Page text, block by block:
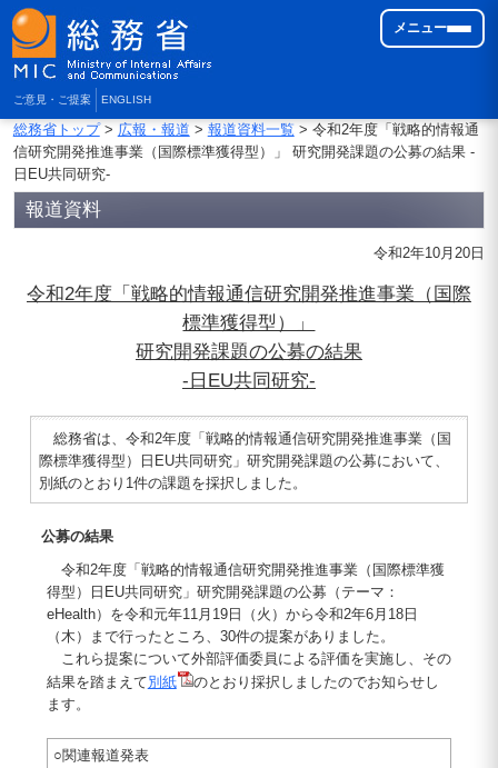
ご意見・ご提案 ENGLISH
メニュー
総務省トップ> 広報・報道 > 報道資料一覧> 令和2年度「戦略的情報通
信研究開発推進事業（国際標準獲得型）」 研究開発課題の公募の結果 -
日EU共同研究-
報道資料
令和2年10月20日
令和2年度「戦略的情報通信研究開発推進事業（国際
標準獲得型）」
研究開発課題の公募の結果
-日EU共同研究-
総務省は、令和2年度「戦略的情報通信研究開発推進事業（国
際標準獲得型）日EU共同研究」研究開発課題の公募において、
別紙のとおり1件の課題を採択しました。
公募の結果
令和2年度「戦略的情報通信研究開発推進事業（国際標準獲
得型）日EU共同研究」研究開発課題の公募（テーマ：
eHealth）を令和元年11月19日（火）から令和2年6月18日
（木）まで行ったところ、30件の提案がありました。
これら提案について外部評価委員による評価を実施し、その
結果を踏まえて別紙
のとおり採択しましたのでお知らせし
ます。
○関連報道発表